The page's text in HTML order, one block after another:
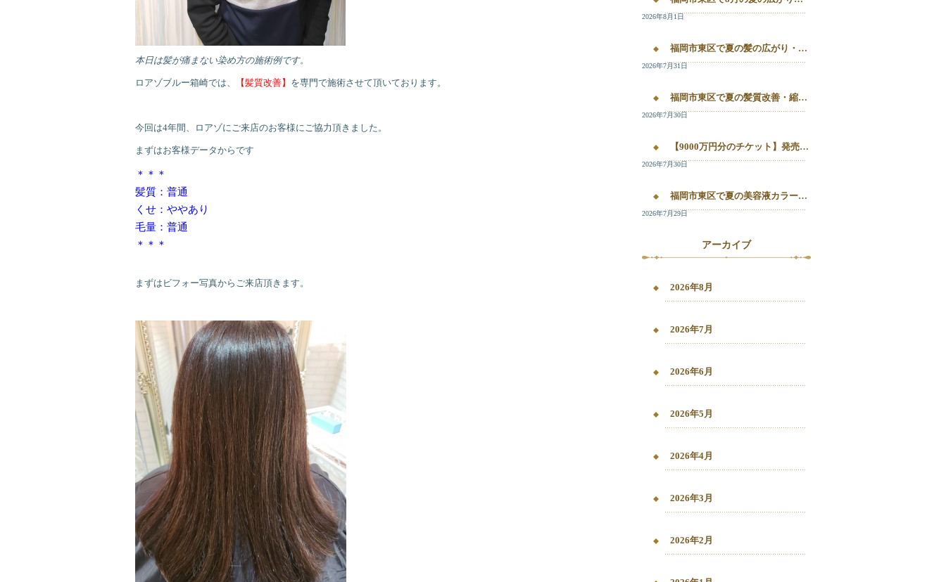
本日は髪が痛まない染め方の施術例です。
ロアゾブルー箱崎では、 【髪質改善】 を専門で施術させて頂いております。
今回は4年間、ロアゾにご来店のお客様にご協力頂きました。
まずはお客様データからです
＊＊＊
髪質：普通
くせ：ややあり
毛量：普通
＊＊＊
まずはビフォー写真からご来店頂きます。
2026年8月1日
福岡市東区で夏の髪の広がり・白髪染め・美容液カラーを相談したい方へ｜箱崎・千早のL’oiseau Bleu
2026年7月31日
福岡市東区で夏の髪質改善・縮毛矯正・美容液カラーを相談したい方へ｜箱崎・千早の全席個室美容室ロアゾブルー
2026年7月30日
【9000万円分のチケット】発売開始！！20%OFFで施術が受けられます！
2026年7月30日
福岡市東区で夏の美容液カラー・白髪染め・髪質改善縮毛矯正を相談したい方へ
2026年7月29日
アーカイブ
2026年8月
2026年7月
2026年6月
2026年5月
2026年4月
2026年3月
2026年2月